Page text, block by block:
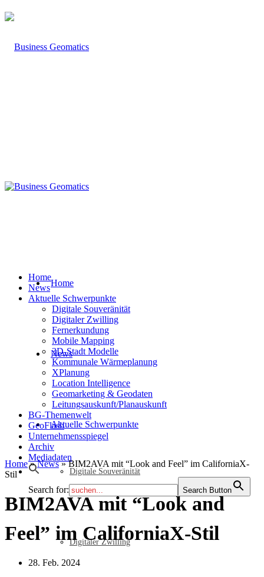
Home
News
Aktuelle Schwerpunkte
Digitale Souveränität
Digitaler Zwilling
Home
News
Aktuelle Schwerpunkte
Digitale Souveränität
Digitaler Zwilling
Fernerkundung
Mobile Mapping
3D-Stadt Modelle
Kommunale Wärmeplanung
XPlanung
Location Intelligence
Geomarketing & Geodaten
Leitungsauskunft/Planauskunft
BG-Themenwelt
GeoFlash
Unternehmensspiegel
Archiv
Mediadaten
Search for: Search Button
Home»News»BIM2AVA mit “Look and Feel” im CaliforniaX-
Stil
BIM2AVA mit “Look and
Feel” im CaliforniaX-Stil
28. Feb. 2024